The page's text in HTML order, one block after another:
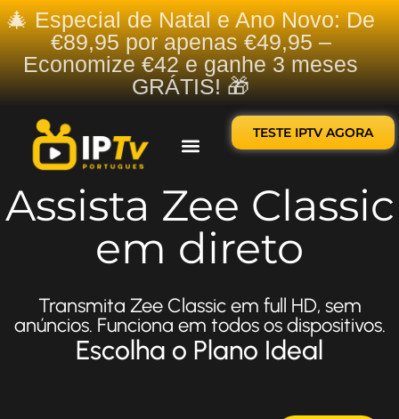
🎄 Especial de Natal e Ano Novo: De
€89,95 por apenas €49,95 –
Economize €42 e ganhe 3 meses
GRÁTIS! 🎁
TESTE IPTV AGORA
Assista Zee Classic
em direto
Transmita Zee Classic em full HD, sem
anúncios. Funciona em todos os dispositivos.
Escolha o Plano Ideal